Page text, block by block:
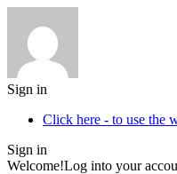
Sign in
Click here - to use the
Sign in
Welcome!Log into your